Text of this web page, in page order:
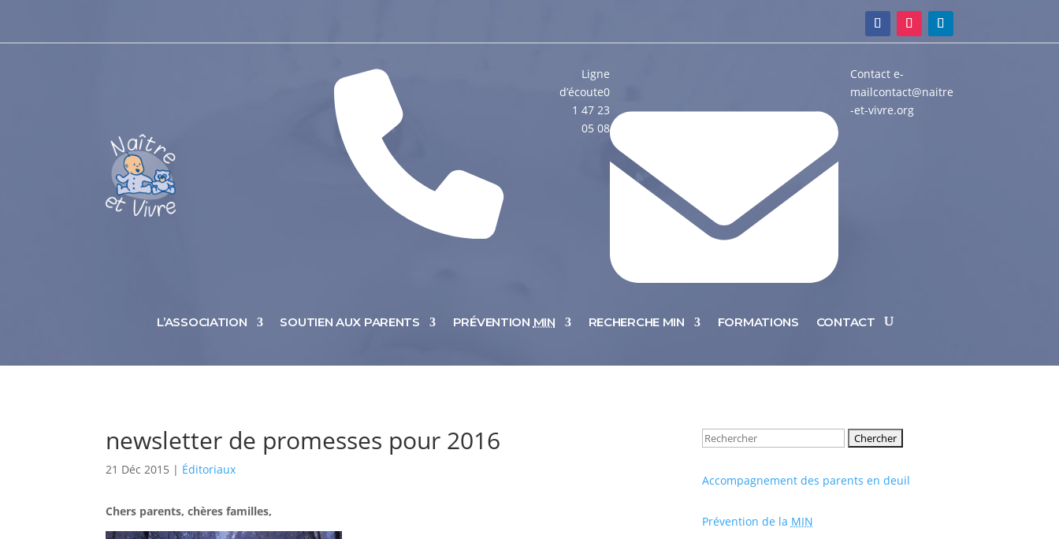
Ligne
d’écoute0
1 47 23
05 08
Contact e-
mailcontact@naitre
-et-vivre.org
L’ASSOCIATION SOUTIEN AUX PARENTS PRÉVENTION MIN RECHERCHE MIN FORMATIONS CONTACT
newsletter de promesses pour 2016
21 Déc 2015 | Éditoriaux
Chers parents, chères familles,
Rechercher:
Accompagnement des parents en deuil
Prévention de la MIN